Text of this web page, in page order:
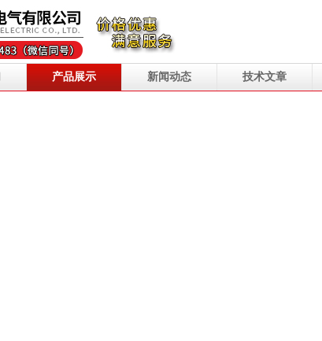
产品展示 新闻动态 技术文章